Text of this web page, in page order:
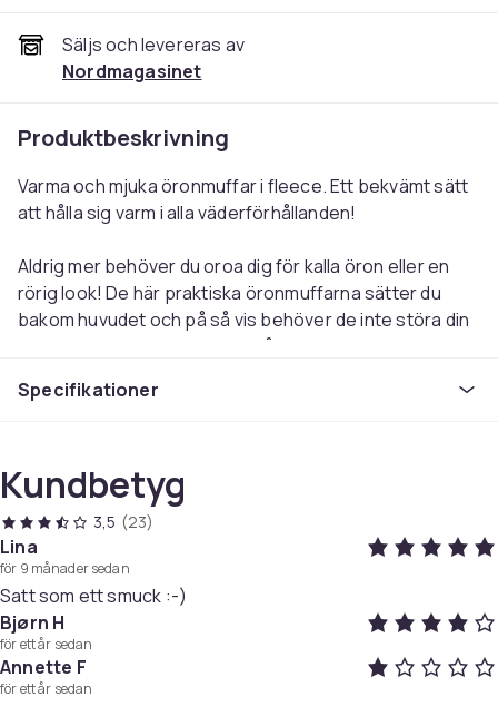
Säljs och levereras av
Nordmagasinet
Produktbeskrivning
Varma och mjuka öronmuffar i fleece. Ett bekvämt sätt
att hålla sig varm i alla väderförhållanden!
Aldrig mer behöver du oroa dig för kalla öron eller en
rörig look! De här praktiska öronmuffarna sätter du
bakom huvudet och på så vis behöver de inte störa din
frisyr. Tack vare den flexibla bågen i öronmuffarna kan
komfort. Tillverkade i fleece på utsidan samt en mjuk
Dessa öronmuffar passar de flesta, barn som vuxna,
och är perfekta oavsett om du är ute på promenad,
cyklar eller tränar. När du inte använder dem, kan du
enkelt fälla ihop öronmuffarna och stoppa dem i fickan.
Så ta hand om dina öron och din stil med dessa
öronmuffar i fleece!
Bekvämt sätt att hålla sig varm i alla
Specifikationer
Kundbetyg
3,5 (23)
Lina
för 9 månader sedan
Satt som ett smuck :-)
Bjørn H
för ett år sedan
Annette F
för ett år sedan